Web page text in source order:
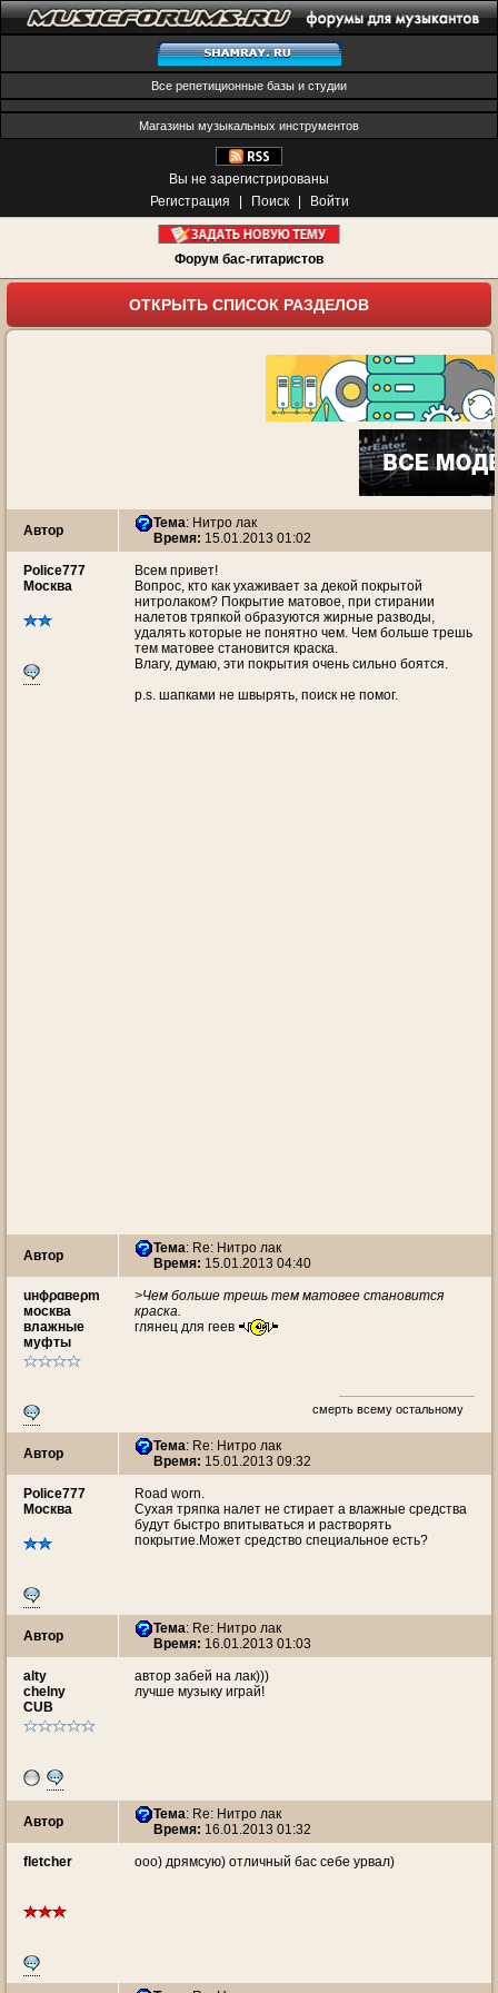
Все репетиционные базы и студии
Магазины музыкальных инструментов
Вы не зарегистрированы
Регистрация
Поиск Войти
Форум бас-гитаристов
ОТКРЫТЬ СПИСОК РАЗДЕЛОВ
Автор Тема: Нитро лак
Время: 15.01.2013 01:02
Police777
Москва
Всем привет!
Вопрос, кто как ухаживает за декой покрытой
нитролаком? Покрытие матовое, при стирании
налетов тряпкой образуются жирные разводы,
удалять которые не понятно чем. Чем больше трешь
тем матовее становится краска.
Влагу, думаю, эти покрытия очень сильно боятся.
p.s. шапками не швырять, поиск не помог.
Автор Тема: Re: Нитро лак
Время: 15.01.2013 04:40
uнɸρɑвеρm
москва
влажные
муфты
>Чем больше трешь тем матовее становится
краска.
глянец для геев
смерть всему остальному
Автор Тема: Re: Нитро лак
Время: 15.01.2013 09:32
Police777
Москва
Road worn.
Сухая тряпка налет не стирает а влажные средства
будут быстро впитываться и растворять
покрытие.Может средство специальное есть?
Автор Тема: Re: Нитро лак
Время: 16.01.2013 01:03
alty
chelny
CUB
автор забей на лак)))
лучше музыку играй!
Автор Тема: Re: Нитро лак
Время: 16.01.2013 01:32
fletcher ооо) дрямсую) отличный бас себе урвал)